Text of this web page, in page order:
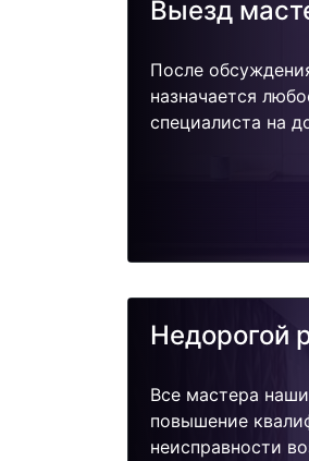
Выезд
После
назначается
специалиста на
Недорогой
Все мастера
повышение
неисправности